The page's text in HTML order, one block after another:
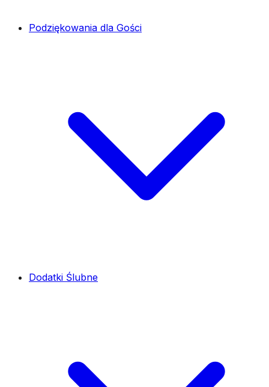
Podziękowania dla Gości
Dodatki Ślubne